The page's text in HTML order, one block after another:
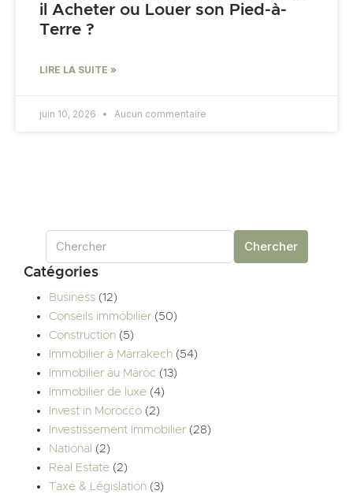
il Acheter ou Louer son Pied-à-
Terre ?
LIRE LA SUITE »
juin 10, 2026 Aucun commentaire
Chercher
Catégories
Business (12)
Conseils immobilier (50)
Construction (5)
Immobilier à Marrakech (54)
Immobilier au Maroc (13)
Immobilier de luxe (4)
Invest in Morocco (2)
Investissement Immobilier (28)
National (2)
Real Estate (2)
Taxe & Législation (3)